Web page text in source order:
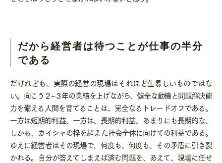
だから経営者は待つことが仕事の半分
である
だけれども、実際の経営の現場はそれほど生易しいものではな
い。向こう２~３年の業績を上げながら、健全な動機と問題解決能
力を備える人間を育てることは、完全なるトレードオフである。
一方は短期的利益、一方は、長期的利益、あまりにも長期的な、
しかも、カイシャの枠を超えた社会全体に向けての利益である。
ゆえに経営者はその現場で、何度も、何度も、その矛盾に引き裂
かれる。自分が答えてしまえば済む問題を、あえて、現場に任せ